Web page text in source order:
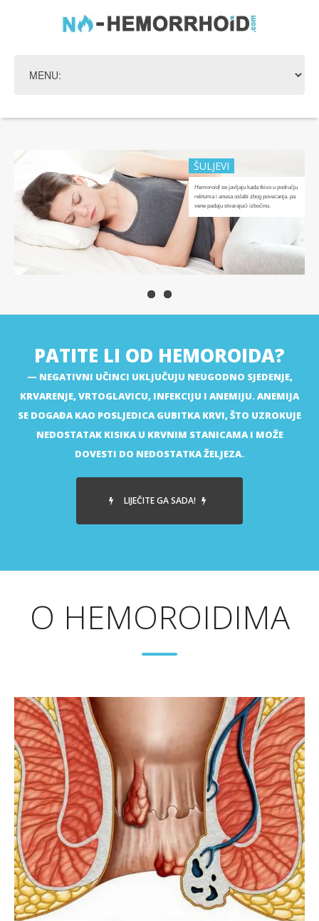
PATITE LI OD HEMOROIDA?
NEGATIVNI UČINCI UKLJUČUJU NEUGODNO SJEDENJE,
KRVARENJE, VRTOGLAVICU, INFEKCIJU I ANEMIJU. ANEMIJA
SE DOGAĐA KAO POSLJEDICA GUBITKA KRVI, ŠTO UZROKUJE
NEDOSTATAK KISIKA U KRVNIM STANICAMA I MOŽE
DOVESTI DO NEDOSTATKA ŽELJEZA.
LIJEČITE GA SADA!
O HEMOROIDIMA